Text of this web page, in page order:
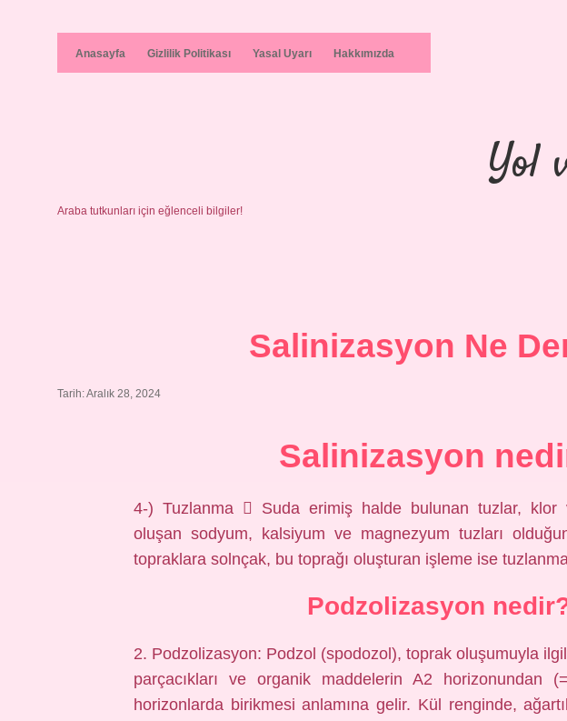
Anasayfa Gizlilik Politikası Yasal Uyarı Hakkımızda
Yol
Araba tutkunları için eğlenceli bilgiler!
Salinizasyon Ne
Tarih: Aralık 28, 2024
Salinizasyon
4-) Tuzlanma  Suda erimiş halde bulunan tuzlar, klor
oluşan sodyum, kalsiyum ve magnezyum tuzları
topraklara solnçak, bu toprağı oluşturan işleme ise
Podzolizasyon
2. Podzolizasyon: Podzol (spodozol), toprak oluşumuyla
parçacıkları ve organik maddelerin A2 horizonundan
horizonlarda birikmesi anlamına gelir. Kül renginde,